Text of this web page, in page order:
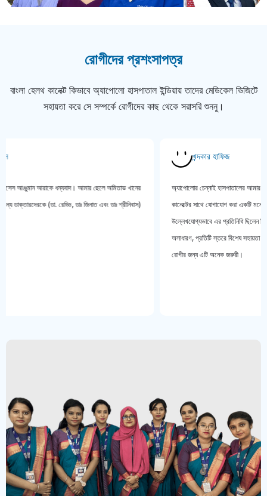
রোগীদের প্রশংসাপত্র
বাংলা হেলথ কানেক্ট কিভাবে অ্যাপোলো হাসপাতাল ইন্ডিয়ায় তাদের মেডিকেল ভিজিটে
সহায়তা করে সে সম্পর্কে রোগীদের কাছ থেকে সরাসরি শুননু।
আঞ্জুমান আরাকে ধন্যবাদ। আমার ছেলে অমিতাভ খানের
(ডা. রেড্ডি, ডাঃ জিনাত এবং ডাঃ শ্রীনিবাস)
খন্দকার হাফিজ
অ্যাপোলোর চেন্নাই হাসপাতালের আমার
কানেক্টের সাথে যোগাযোগ করা একটি
উল্লেখযোগ্যভাবে এর প্রতিনিধি ছিলেন মিস
অসাধারণ, প্রতিটি স্তরে বিশেষ সহায়তা
রোগীর জন্য এটি অনেক জরুরী।